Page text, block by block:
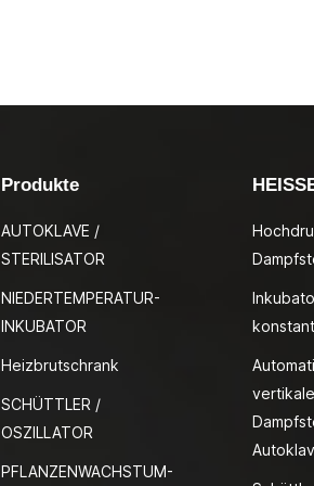
Produkte
AUTOKLAVE /
STERILISATOR
NIEDERTEMPERATUR-
INKUBATOR
Heizbrutschrank
SCHÜTTLER /
OSZILLATOR
PFLANZENWACHSTUM-
Autoklav